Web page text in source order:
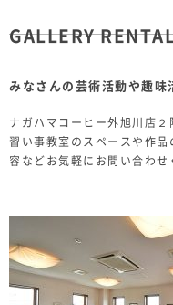
GALLERY
みなさんの芸術活動や趣味
ナガハマコーヒー外旭川店２
習い事教室のスペースや作
容などお気軽にお問い合わせ